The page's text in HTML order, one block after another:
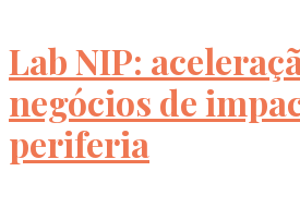
Lab NIP:
negócios de
periferia